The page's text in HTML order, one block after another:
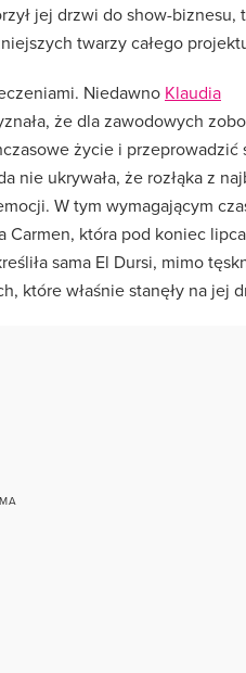
jej drzwi do show-biznesu,
twarzy całego
Niedawno Klaudia
że dla zawodowych
życie i przeprowadzić
nie ukrywała, że rozłąka z
W tym wymagającym
Carmen, która pod koniec
sama El Dursi, mimo
które właśnie stanęły na jej